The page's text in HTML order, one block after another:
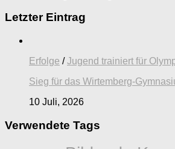
Letzter Eintrag
Erfolge /Jugend trainiert für
Sieg für das Wirtemberg-
10 Juli, 2026
Verwendete Tags